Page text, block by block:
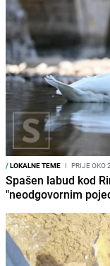
/LOKALNE TEME I PRIJE OKO
Spašen labud kod
"neodgovornim